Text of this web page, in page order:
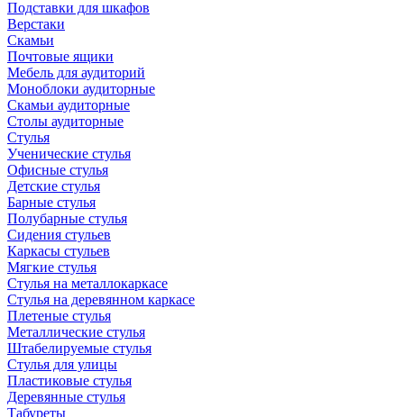
Подставки для шкафов
Верстаки
Скамьи
Почтовые ящики
Мебель для аудиторий
Моноблоки аудиторные
Скамьи аудиторные
Столы аудиторные
Стулья
Ученические стулья
Офисные стулья
Детские стулья
Барные стулья
Полубарные стулья
Сидения стульев
Каркасы стульев
Мягкие стулья
Стулья на металлокаркасе
Стулья на деревянном каркасе
Плетеные стулья
Металлические стулья
Штабелируемые стулья
Стулья для улицы
Пластиковые стулья
Деревянные стулья
Табуреты